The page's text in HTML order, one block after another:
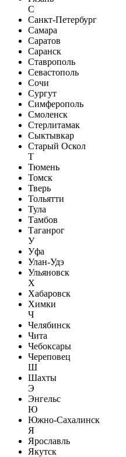
С
Санкт-Петербург
Самара
Саратов
Саранск
Ставрополь
Севастополь
Сочи
Сургут
Симферополь
Смоленск
Стерлитамак
Сыктывкар
Старый Оскол
Т
Тюмень
Томск
Тверь
Тольятти
Тула
Тамбов
Таганрог
У
Уфа
Улан-Удэ
Ульяновск
Х
Хабаровск
Химки
Ч
Челябинск
Чита
Чебоксары
Череповец
Ш
Шахты
Э
Энгельс
Ю
Южно-Сахалинск
Я
Ярославль
Якутск